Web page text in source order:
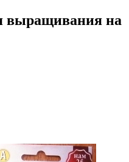
выращивания на